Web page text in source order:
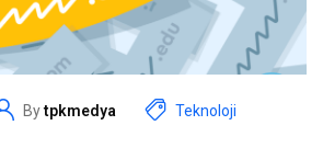
Bytpkmedya Teknoloji